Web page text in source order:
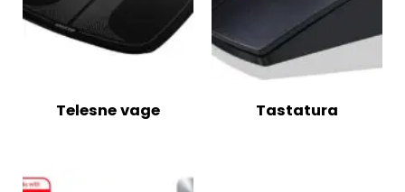
Telesne vage Tastatura